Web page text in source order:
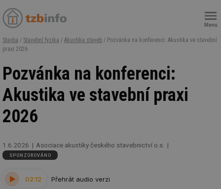
Menu
Stavba / Stavební fyzika / Akustika staveb / Pozvánka na konferenci: Akustika ve stavební
praxi 2026
Pozvánka na konferenci:
Akustika ve stavební praxi
2026
1.6.2026 Asociace akustiky českého stavebnictví o.s.
SPONZOROVÁNO
02:12 Přehrát audio verzi